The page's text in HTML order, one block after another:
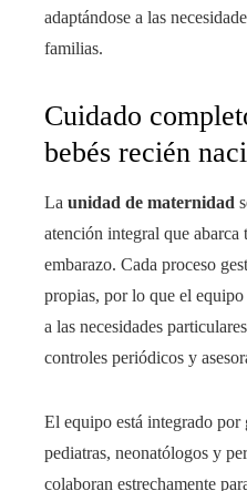
adaptándose a las
familias.
Cuidado
bebés recién
La unidad de maternidad
atención integral que abarca
embarazo. Cada proceso
propias, por lo que el
a las necesidades
controles periódicos y
El equipo está integrado por
pediatras, neonatólogos y
colaboran estrechamente